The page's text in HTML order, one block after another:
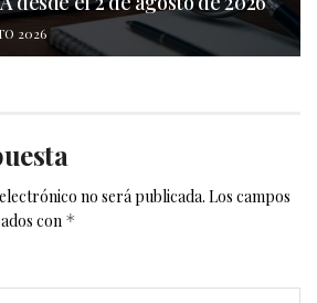
2026
no será publicada. Los campos
con *